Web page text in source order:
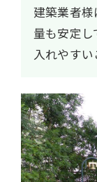
建築業者
量も安定
入れやすい